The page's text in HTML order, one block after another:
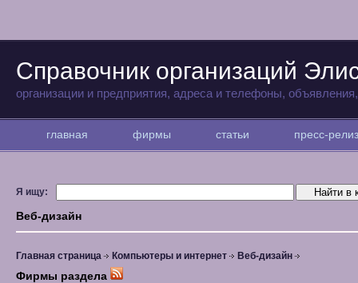
Справочник организаций
организации и предприятия, адреса и телефоны,
главная фирмы статьи пресс-
Я ищу:
Веб-дизайн
Главная страница Компьютеры и интернет Веб-дизайн
Фирмы раздела